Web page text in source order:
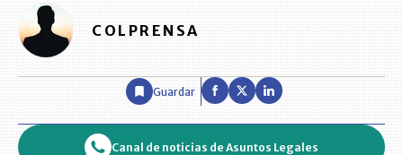
COLPRENSA
Guardar
Canal de noticias de Asuntos Legales